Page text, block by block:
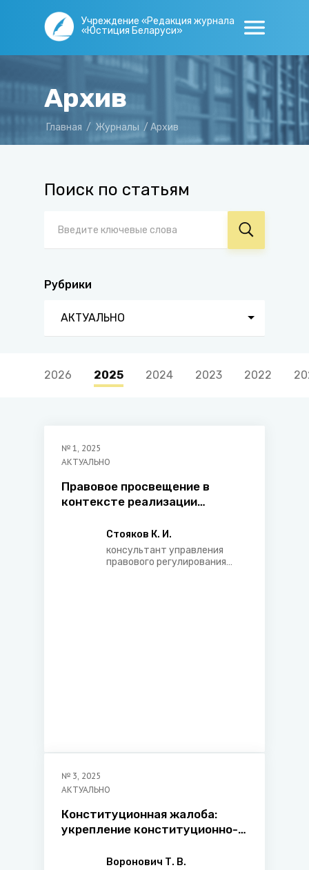
Учреждение «Редакция журнала
«Юстиция Беларуси»
Архив
Главная / Журналы / Архив
Поиск по статьям
Рубрики
АКТУАЛЬНО
2026 2025 2024 2023 2022
№ 1, 2025
АКТУАЛЬНО
Правовое просвещение в
контексте реализации
государстваСтояков К. И.
консультант управления
правового регулирования
№ 3, 2025
АКТУАЛЬНО
Конституционная жалоба:
укрепление конституционно-
защиты прав и свобод граждан
Воронович Т. В.